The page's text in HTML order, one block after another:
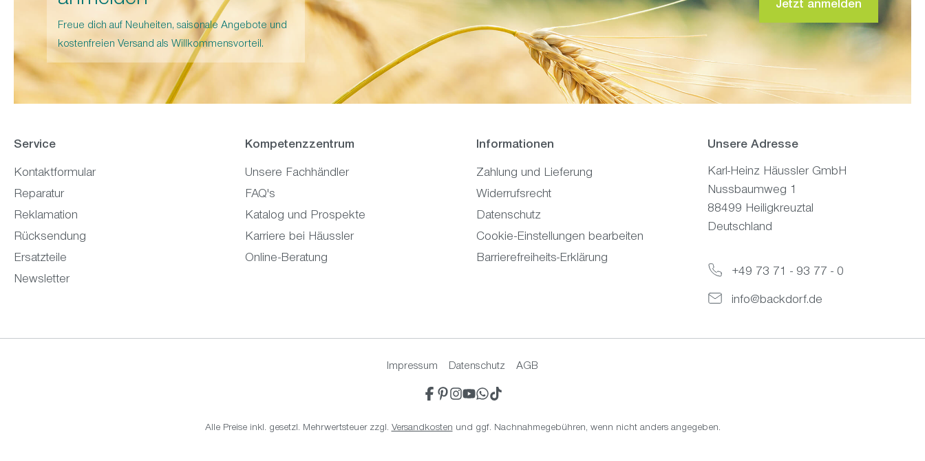
Freue dich auf Neuheiten, saisonale Angebote und
kostenfreien Versand als Willkommensvorteil.
Jetzt anmelden
Service
Kontaktformular
Reparatur
Reklamation
Rücksendung
Ersatzteile
Newsletter
Kompetenzzentrum
Unsere Fachhändler
FAQ's
Katalog und Prospekte
Karriere bei Häussler
Online-Beratung
Informationen
Zahlung und Lieferung
Widerrufsrecht
Datenschutz
Cookie-Einstellungen bearbeiten
Barrierefreiheits-Erklärung
Unsere Adresse
Karl-Heinz Häussler GmbH
Nussbaumweg 1
88499 Heiligkreuztal
Deutschland
+49 73 71 - 93 77 - 0
info@backdorf.de
Impressum Datenschutz AGB
Alle Preise inkl. gesetzl. Mehrwertsteuer zzgl.Versandkostenund ggf. Nachnahmegebühren, wenn nicht anders angegeben.